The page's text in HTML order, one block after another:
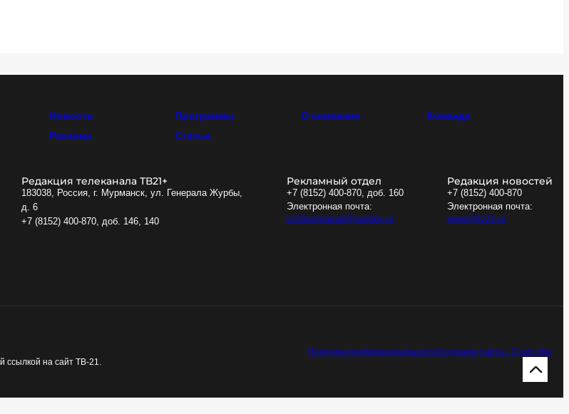
Новости Программы О компании
Команда
Реклама
Статьи
Редакция телеканала ТВ21+
183038, Россия, г. Мурманск, ул. Генерала Журбы,
д. 6
+7 (8152) 400-870, доб. 146, 140
Рекламный отдел
+7 (8152) 400-870, доб. 160
Электронная почта:
tv21kompania@yandex.ru
Редакция новостей
+7 (8152) 400-870
Электронная почта:
news@tv21.ru
ссылкой на сайт ТВ-21.
Политика конфиденциальностиСоздание сайта - Старт Икс